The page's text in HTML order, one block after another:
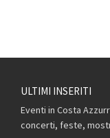
ULTIMI INSERITI
Eventi in Costa
concerti, feste,